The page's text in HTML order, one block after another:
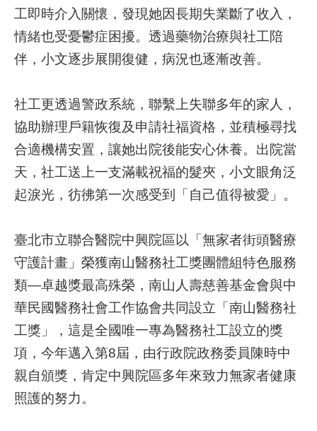
就
醫
指
南
特
色
醫
療
衛
教
區
教
學
研
究
網
站
導
覽
工即時介入關懷，發現她因長期失業斷了收入，
情緒也受憂鬱症困擾。透過藥物治療與社工陪
伴，小文逐步展開復健，病況也逐漸改善。
社工更透過警政系統，聯繫上失聯多年的家人，
協助辦理戶籍恢復及申請社福資格，並積極尋找
合適機構安置，讓她出院後能安心休養。出院當
天，社工送上一支滿載祝福的髮夾，小文眼角泛
起淚光，彷彿第一次感受到「自己值得被愛」。
臺北市立聯合醫院中興院區以「無家者街頭醫療
守護計畫」榮獲南山醫務社工獎團體組特色服務
類—卓越獎最高殊榮，南山人壽慈善基金會與中
華民國醫務社會工作協會共同設立「南山醫務社
工獎」，這是全國唯一專為醫務社工設立的獎
項，今年邁入第8屆，由行政院政務委員陳時中
親自頒獎，肯定中興院區多年來致力無家者健康
照護的努力。